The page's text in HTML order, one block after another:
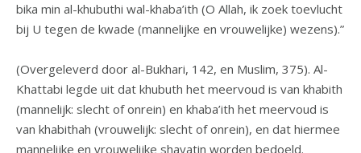
bika min al-khubuthi wal-khaba’ith (O Allah, ik zoek toevlucht
bij U tegen de kwade (mannelijke en vrouwelijke) wezens).”
(Overgeleverd door al-Bukhari, 142, en Muslim, 375). Al-
Khattabi legde uit dat khubuth het meervoud is van khabith
(mannelijk: slecht of onrein) en khaba’ith het meervoud is
van khabithah (vrouwelijk: slecht of onrein), en dat hiermee
mannelijke en vrouwelijke shayatin worden bedoeld.